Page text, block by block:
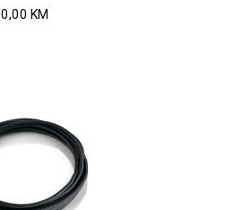
0,00 KM